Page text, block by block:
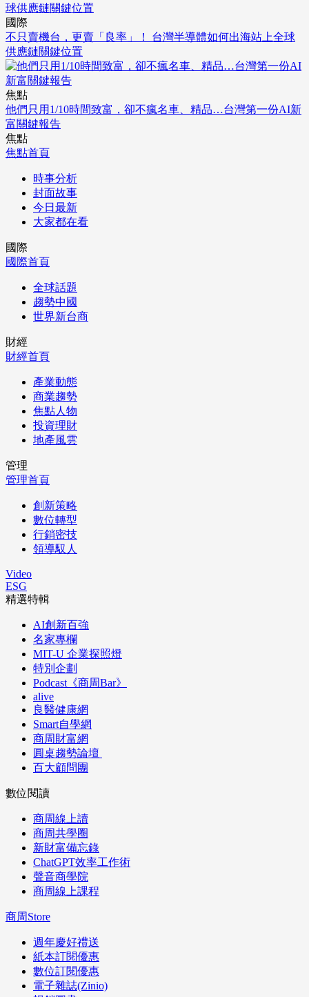
國際
不只賣機台，更賣「良率」！ 台灣半導體如何出海站上全球
供應鏈關鍵位置
焦點
他們只用1/10時間致富，卻不瘋名車、精品…台灣第一份AI新
富關鍵報告
焦點
焦點首頁
時事分析
封面故事
今日最新
大家都在看
國際
國際首頁
全球話題
趨勢中國
世界新台商
財經
財經首頁
產業動態
商業趨勢
焦點人物
投資理財
地產風雲
管理
管理首頁
創新策略
數位轉型
行銷密技
領導馭人
Video
ESG
精選特輯
AI創新百強
名家專欄
MIT-U 企業探照燈
特別企劃
Podcast《商周Bar》
alive
良醫健康網
Smart自學網
商周財富網
圓桌趨勢論壇
百大顧問團
數位閱讀
商周線上讀
商周共學圈
新財富備忘錄
ChatGPT效率工作術
聲音商學院
商周線上課程
商周Store
週年慶好禮送
紙本訂閱優惠
數位訂閱優惠
電子雜誌(Zinio)